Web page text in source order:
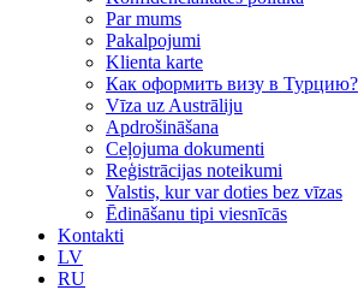
Par mums
Рakalpojumi
Klienta karte
Как оформить визу в Турцию?
Vīza uz Austrāliju
Apdrošināšana
Ceļojuma dokumenti
Reģistrācijas noteikumi
Valstis, kur var doties bez vīzas
Ēdināšanu tipi viesnīcās
Kontakti
LV
RU